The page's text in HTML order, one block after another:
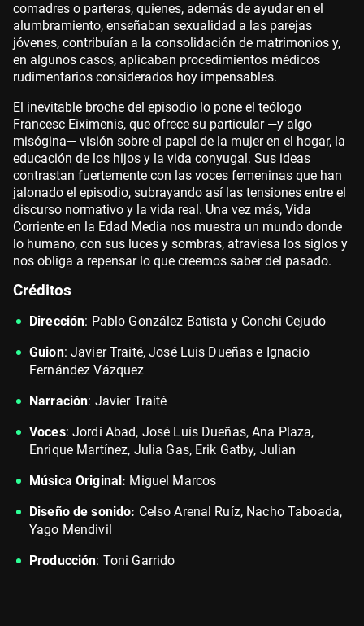
comadres o parteras, quienes, además de ayudar en el
alumbramiento, enseñaban sexualidad a las parejas
jóvenes, contribuían a la consolidación de matrimonios y,
en algunos casos, aplicaban procedimientos médicos
rudimentarios considerados hoy impensables.
El inevitable broche del episodio lo pone el teólogo
Francesc Eiximenis, que ofrece su particular —y algo
misógina— visión sobre el papel de la mujer en el hogar, la
educación de los hijos y la vida conyugal. Sus ideas
contrastan fuertemente con las voces femeninas que han
jalonado el episodio, subrayando así las tensiones entre el
discurso normativo y la vida real. Una vez más, Vida
Corriente en la Edad Media nos muestra un mundo donde
lo humano, con sus luces y sombras, atraviesa los siglos y
nos obliga a repensar lo que creemos saber del pasado.
Créditos
Dirección: Pablo González Batista y Conchi Cejudo
Guion: Javier Traité, José Luis Dueñas e Ignacio
Fernández Vázquez
Narración: Javier Traité
Voces: Jordi Abad, José Luís Dueñas, Ana Plaza,
Enrique Martínez, Julia Gas, Erik Gatby, Julian
Música Original: Miguel Marcos
Diseño de sonido: Celso Arenal Ruíz, Nacho Taboada,
Yago Mendivil
Producción: Toni Garrido